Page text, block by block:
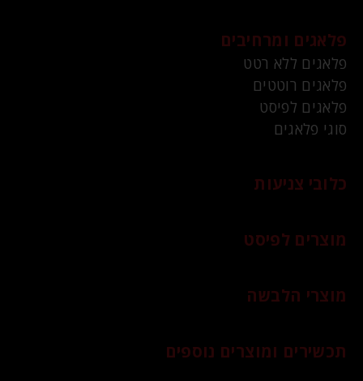
פלאגים ומרחיבים
פלאגים ללא רטט
פלאגים רוטטים
פלאגים לפיסט
סוגי פלאגים
כלובי צניעות
מוצרים לפיסט
מוצרי הלבשה
תכשירים ומוצרים נוספים